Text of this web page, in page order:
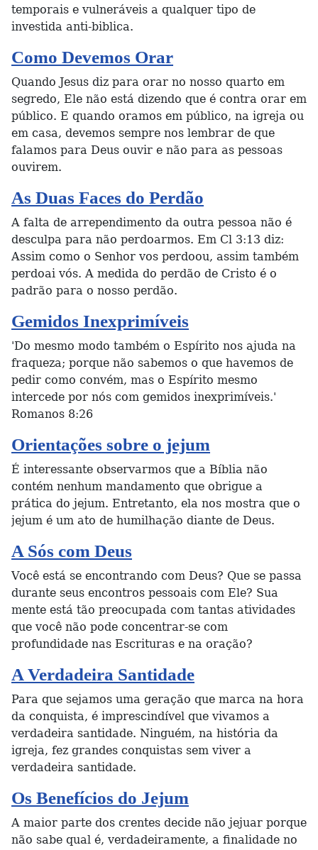
temporais e vulneráveis a qualquer tipo de
investida anti-biblica.
Como Devemos Orar
Quando Jesus diz para orar no nosso quarto em
segredo, Ele não está dizendo que é contra orar em
público. E quando oramos em público, na igreja ou
em casa, devemos sempre nos lembrar de que
falamos para Deus ouvir e não para as pessoas
ouvirem.
As Duas Faces do Perdão
A falta de arrependimento da outra pessoa não é
desculpa para não perdoarmos. Em Cl 3:13 diz:
Assim como o Senhor vos perdoou, assim também
perdoai vós. A medida do perdão de Cristo é o
padrão para o nosso perdão.
Gemidos Inexprimíveis
'Do mesmo modo também o Espírito nos ajuda na
fraqueza; porque não sabemos o que havemos de
pedir como convém, mas o Espírito mesmo
intercede por nós com gemidos inexprimíveis.'
Romanos 8:26
Orientações sobre o jejum
É interessante observarmos que a Bíblia não
contém nenhum mandamento que obrigue a
prática do jejum. Entretanto, ela nos mostra que o
jejum é um ato de humilhação diante de Deus.
A Sós com Deus
Você está se encontrando com Deus? Que se passa
durante seus encontros pessoais com Ele? Sua
mente está tão preocupada com tantas atividades
que você não pode concentrar-se com
profundidade nas Escrituras e na oração?
A Verdadeira Santidade
Para que sejamos uma geração que marca na hora
da conquista, é imprescindível que vivamos a
verdadeira santidade. Ninguém, na história da
igreja, fez grandes conquistas sem viver a
verdadeira santidade.
Os Benefícios do Jejum
A maior parte dos crentes decide não jejuar porque
não sabe qual é, verdadeiramente, a finalidade no